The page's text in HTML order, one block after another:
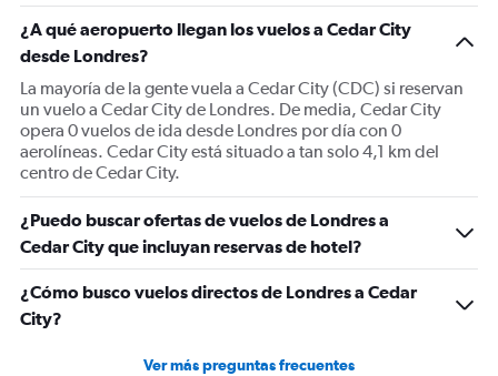
¿A qué aeropuerto llegan los vuelos a Cedar City
desde Londres?
La mayoría de la gente vuela a Cedar City (CDC) si reservan
un vuelo a Cedar City de Londres. De media, Cedar City
opera 0 vuelos de ida desde Londres por día con 0
aerolíneas. Cedar City está situado a tan solo 4,1 km del
centro de Cedar City.
¿Puedo buscar ofertas de vuelos de Londres a
Cedar City que incluyan reservas de hotel?
¿Cómo busco vuelos directos de Londres a Cedar
City?
Ver más preguntas frecuentes